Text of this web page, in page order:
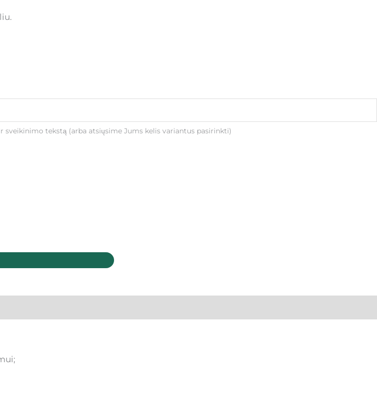
sveikinimo tekstą (arba atsiųsime Jums kelis variantus pasirinkti)